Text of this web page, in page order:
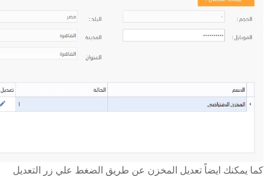
كما يمكنك ايضاً تعديل المخزن عن طريق الضغط علي زر التعديل